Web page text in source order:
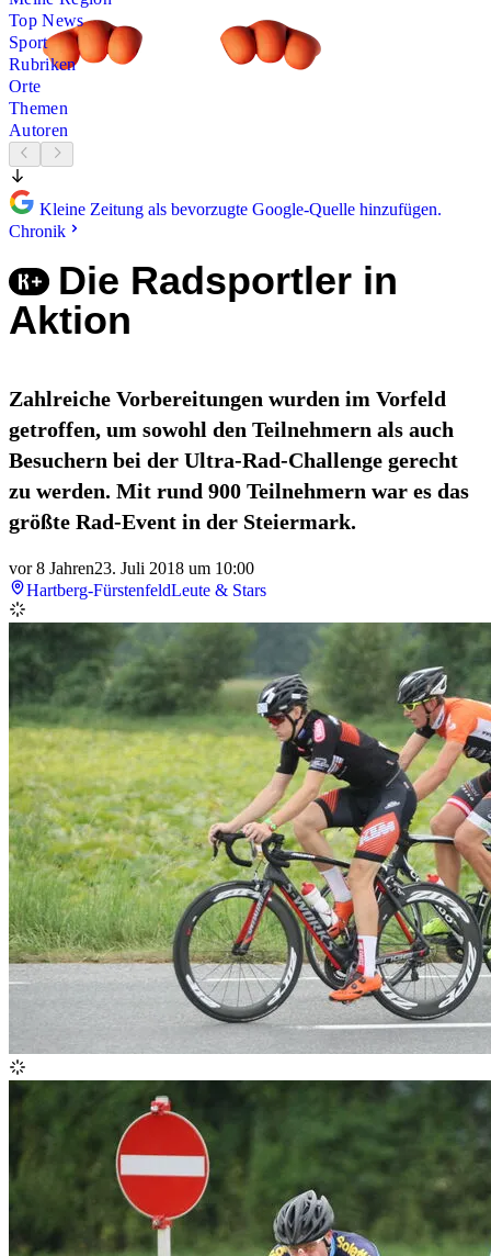
Top News
Sport
Rubriken
Orte
Themen
Autoren
Kleine Zeitung als bevorzugte Google-Quelle hinzufügen.
Chronik
Die Radsportler in
Aktion
Zahlreiche Vorbereitungen wurden im Vorfeld
getroffen, um sowohl den Teilnehmern als auch
Besuchern bei der Ultra-Rad-Challenge gerecht
zu werden. Mit rund 900 Teilnehmern war es das
größte Rad-Event in der Steiermark.
vor 8 Jahren23. Juli 2018 um 10:00
Hartberg-FürstenfeldLeute & Stars